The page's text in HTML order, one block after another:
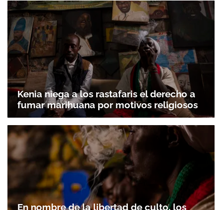
Kenia niega a los rastafaris el derecho a
fumar marihuana por motivos religiosos
En nombre de la libertad de culto, los